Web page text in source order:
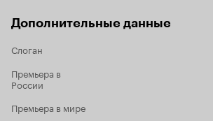
Дополнительные данные
Слоган
Премьера в
России
Премьера в мире